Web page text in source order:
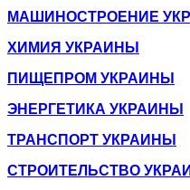
МАШИНОСТРОЕНИЕ
ХИМИЯ УКРАИНЫ
ПИЩЕПРОМ УКРАИНЫ
ЭНЕРГЕТИКА УКРАИНЫ
ТРАНСПОРТ УКРАИНЫ
СТРОИТЕЛЬСТВО